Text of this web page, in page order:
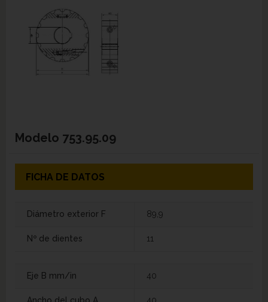
Modelo 753.95.09
FICHA DE DATOS
Diámetro exterior F 89,9
Nº de dientes 11
Eje B mm/in 40